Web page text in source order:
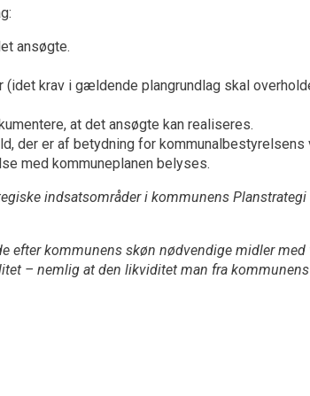
ansøgte.
krav i gældende plangrundlag skal
at det ansøgte kan realiseres.
der er af betydning for kommunalbestyrelsens
med kommuneplanen belyses.
indsatsområder i kommunens
efter kommunens skøn nødvendige midler
– nemlig at den likviditet man fra